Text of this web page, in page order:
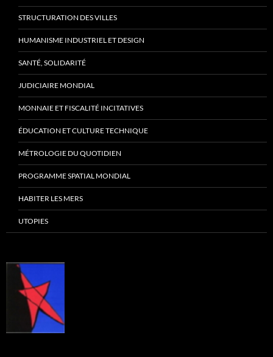
STRUCTURATION DES VILLES
HUMANISME INDUSTRIEL ET DESIGN
SANTÉ, SOLIDARITÉ
JUDICIAIRE MONDIAL
MONNAIE ET FISCALITÉ INCITATIVES
ÉDUCATION ET CULTURE TECHNIQUE
MÉTROLOGIE DU QUOTIDIEN
PROGRAMME SPATIAL MONDIAL
HABITER LES MERS
UTOPIES